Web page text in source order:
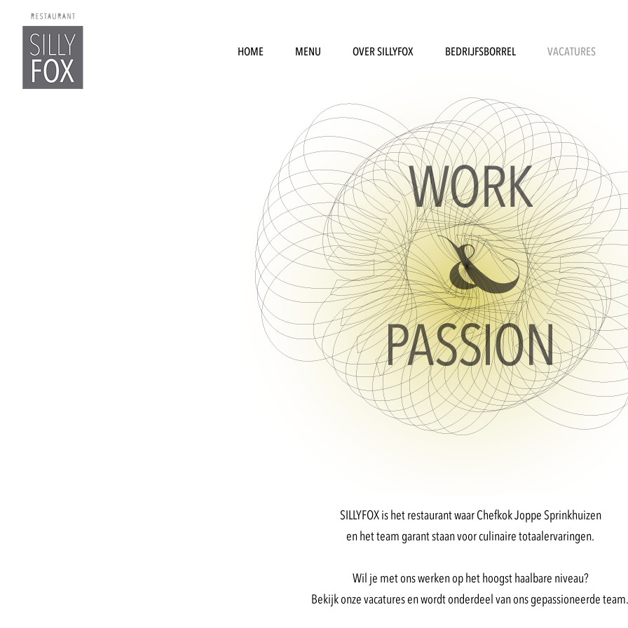
HOME MENU OVER SILLYFOX BEDRIJFSBORREL VACATURES
SILLYFOX is het restaurant waar Chefkok Joppe Sprinkhuizen
en het team garant staan voor culinaire totaalervaringen.
Wil je met ons werken op het hoogst haalbare niveau?
Bekijk onze vacatures en wordt onderdeel van ons gepassioneerde